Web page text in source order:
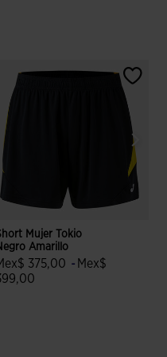
Mujer Tokio
Amarillo
375,00 - Mex$